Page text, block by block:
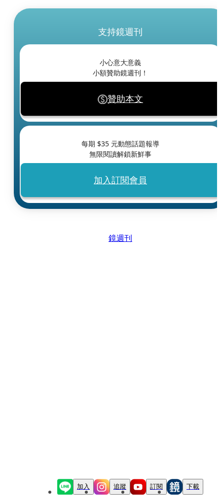
支持鏡週刊
小心意大意義
小額贊助鏡週刊！
贊助本文
每期 $35 元動態話題報導
無限閱讀解鎖新鮮事
加入訂閱會員
鏡週刊
加入 追蹤 訂閱 下載